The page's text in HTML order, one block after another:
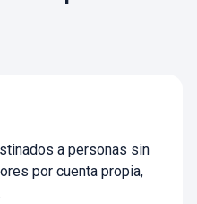
a personas sin
por cuenta propia,